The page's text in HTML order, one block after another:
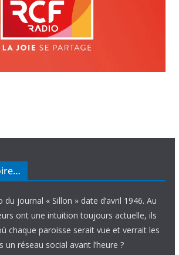
journal « Sillon » date d’avril 1946. Au
ont une intuition toujours actuelle, ils
chaque paroisse serait vue et verrait les
un réseau social avant l’heure ?